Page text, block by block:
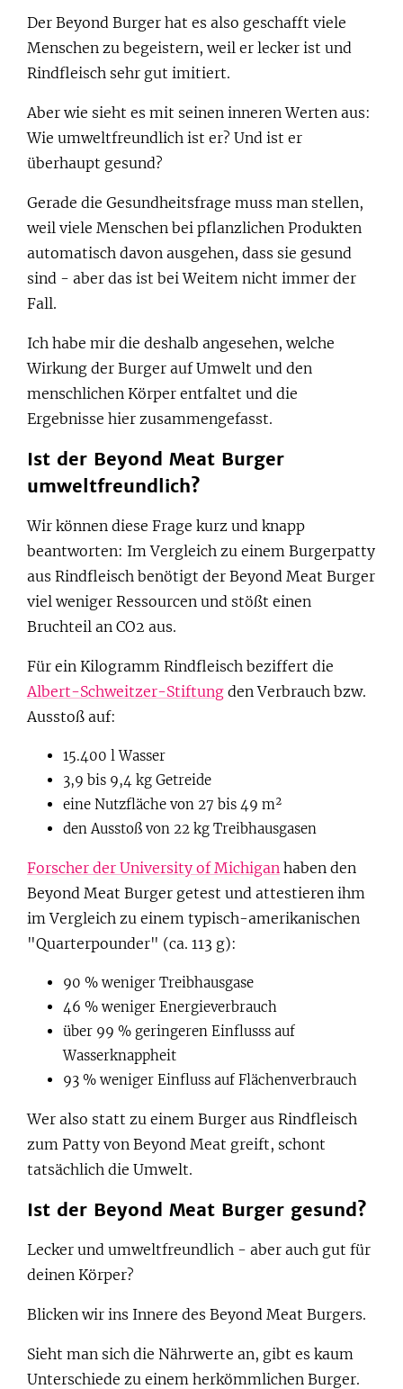
Der Beyond Burger hat es also geschafft viele
Menschen zu begeistern, weil er lecker ist und
Rindfleisch sehr gut imitiert.
Aber wie sieht es mit seinen inneren Werten aus:
Wie umweltfreundlich ist er? Und ist er
überhaupt gesund?
Gerade die Gesundheitsfrage muss man stellen,
weil viele Menschen bei pflanzlichen Produkten
automatisch davon ausgehen, dass sie gesund
sind - aber das ist bei Weitem nicht immer der
Fall.
Ich habe mir die deshalb angesehen, welche
Wirkung der Burger auf Umwelt und den
menschlichen Körper entfaltet und die
Ergebnisse hier zusammengefasst.
Ist der Beyond Meat Burger
umweltfreundlich?
Wir können diese Frage kurz und knapp
beantworten: Im Vergleich zu einem Burgerpatty
aus Rindfleisch benötigt der Beyond Meat Burger
viel weniger Ressourcen und stößt einen
Bruchteil an CO2 aus.
Für ein Kilogramm Rindfleisch beziffert die
Albert-Schweitzer-Stiftung den Verbrauch bzw.
Ausstoß auf:
15.400 l Wasser
3,9 bis 9,4 kg Getreide
eine Nutzfläche von 27 bis 49 m²
den Ausstoß von 22 kg Treibhausgasen
Forscher der University of Michigan haben den
Beyond Meat Burger getest und attestieren ihm
im Vergleich zu einem typisch-amerikanischen
"Quarterpounder" (ca. 113 g):
90 % weniger Treibhausgase
46 % weniger Energieverbrauch
über 99 % geringeren Einflusss auf
Wasserknappheit
93 % weniger Einfluss auf Flächenverbrauch
Wer also statt zu einem Burger aus Rindfleisch
zum Patty von Beyond Meat greift, schont
tatsächlich die Umwelt.
Ist der Beyond Meat Burger gesund?
Lecker und umweltfreundlich - aber auch gut für
deinen Körper?
Blicken wir ins Innere des Beyond Meat Burgers.
Sieht man sich die Nährwerte an, gibt es kaum
Unterschiede zu einem herkömmlichen Burger.